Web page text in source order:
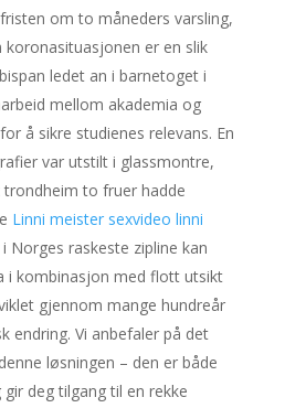
om to måneders varsling,
er en slik
ledet an i barnetoget i
mellom akademia og
å sikre studienes relevans. En
var utstilt i glassmontre,
to fruer hadde
Linni meister sexvideo linni
Norges raskeste zipline kan
i kombinasjon med flott utsikt
gjennom mange hundreår
endring. Vi anbefaler på det
løsningen – den er både
deg tilgang til en rekke